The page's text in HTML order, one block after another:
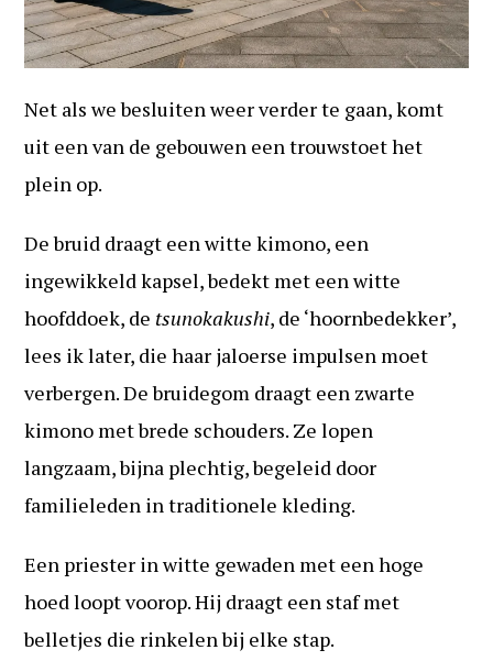
Net als we besluiten weer verder te gaan, komt
uit een van de gebouwen een trouwstoet het
plein op.
De bruid draagt een witte kimono, een
ingewikkeld kapsel, bedekt met een witte
hoofddoek, de tsunokakushi, de ‘hoornbedekker’,
lees ik later, die haar jaloerse impulsen moet
verbergen. De bruidegom draagt een zwarte
kimono met brede schouders. Ze lopen
langzaam, bijna plechtig, begeleid door
familieleden in traditionele kleding.
Een priester in witte gewaden met een hoge
hoed loopt voorop. Hij draagt een staf met
belletjes die rinkelen bij elke stap.